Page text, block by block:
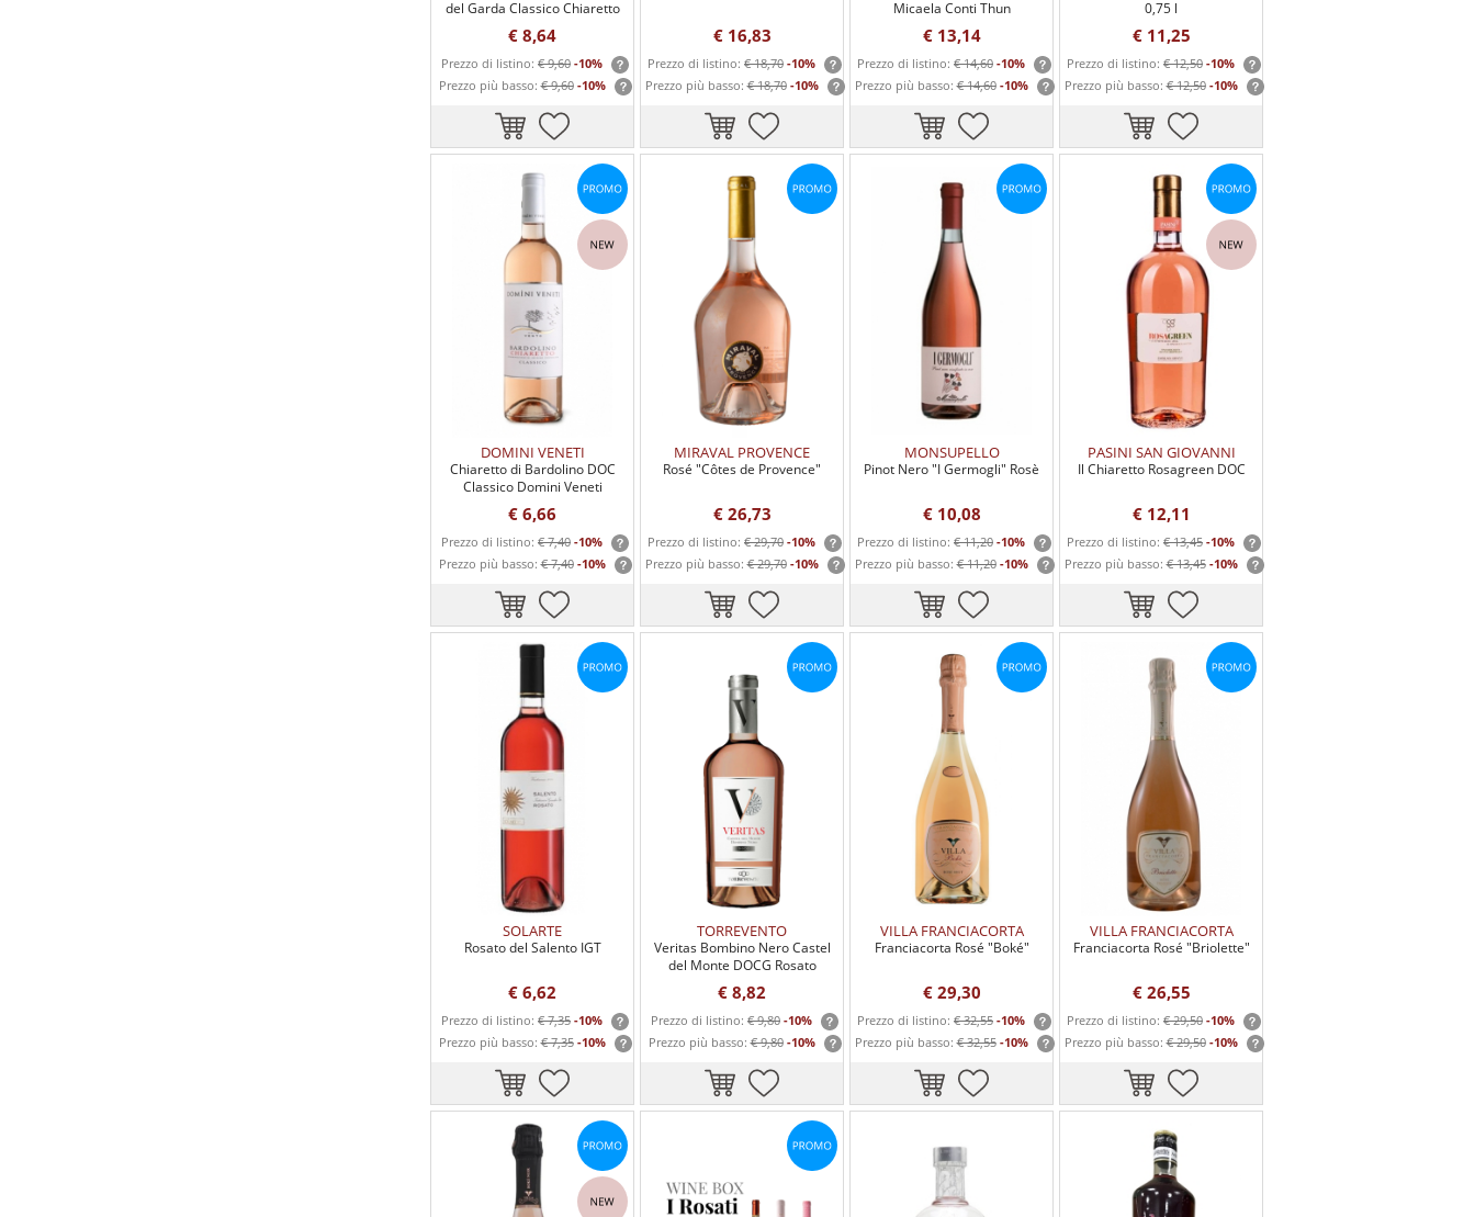
del Garda Classico Chiaretto
DOC Citari
€ 8,64
Prezzo di listino: € 9,60 -10%
Prezzo più basso:€ 9,60 -10%
€ 16,83
Prezzo di listino: € 18,70 -10%
Prezzo più basso:€ 18,70 -10%
Micaela Conti Thun
€ 13,14
Prezzo di listino: € 14,60 -10%
Prezzo più basso:€ 14,60 -10%
0,75 l
€ 11,25
Prezzo di listino: € 12,50 -10%
Prezzo più basso:€ 12,50 -10%
DOMINI VENETI
Chiaretto di Bardolino DOC
Classico Domini Veneti
€ 6,66
Prezzo di listino: € 7,40 -10%
Prezzo più basso:€ 7,40 -10%
MIRAVAL PROVENCE
Rosé "Côtes de Provence"
€ 26,73
Prezzo di listino: € 29,70 -10%
Prezzo più basso:€ 29,70 -10%
MONSUPELLO
Pinot Nero "I Germogli" Rosè
€ 10,08
Prezzo di listino: € 11,20 -10%
Prezzo più basso:€ 11,20 -10%
PASINI SAN GIOVANNI
Il Chiaretto Rosagreen DOC
€ 12,11
Prezzo di listino: € 13,45 -10%
Prezzo più basso:€ 13,45 -10%
SOLARTE
Rosato del Salento IGT
€ 6,62
Prezzo di listino: € 7,35 -10%
Prezzo più basso:€ 7,35 -10%
TORREVENTO
Veritas Bombino Nero Castel
del Monte DOCG Rosato
Torrevento
€ 8,82
Prezzo di listino: € 9,80 -10%
Prezzo più basso:€ 9,80 -10%
VILLA FRANCIACORTA
Franciacorta Rosé "Boké"
€ 29,30
Prezzo di listino: € 32,55 -10%
Prezzo più basso:€ 32,55 -10%
VILLA FRANCIACORTA
Franciacorta Rosé "Briolette"
€ 26,55
Prezzo di listino: € 29,50 -10%
Prezzo più basso:€ 29,50 -10%